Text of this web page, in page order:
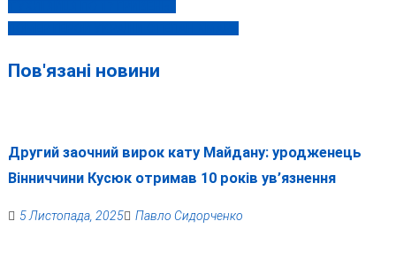
записів
Пов'язані новини
Другий заочний вирок кату Майдану: уродженець
Вінниччини Кусюк отримав 10 років ув’язнення
5 Листопада, 2025 Павло Сидорченко